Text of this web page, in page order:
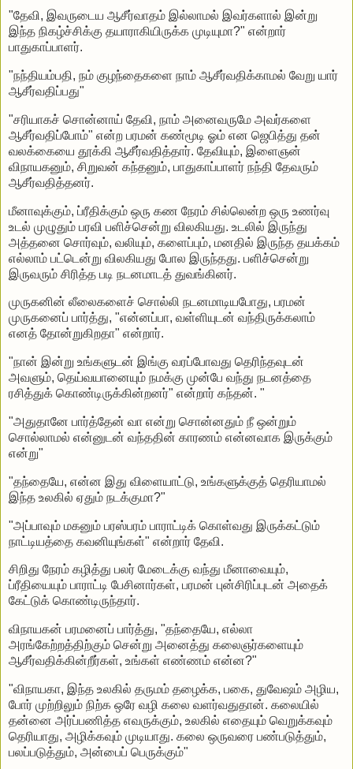
"தேவி, இவருடைய ஆசீர்வாதம் இல்லாமல் இவர்களால் இன்று
இந்த நிகழ்ச்சிக்கு தயாராகியிருக்க முடியுமா?" என்றார்
பாதுகாப்பாளர்.
"நந்தியம்பதி, நம் குழந்தைகளை நாம் ஆசீர்வதிக்காமல் வேறு யார்
ஆசீர்வதிப்பது"
"சரியாகச் சொன்னாய் தேவி, நாம் அனைவருமே அவர்களை
ஆசீர்வதிப்போம்" என்ற பரமன் கண்மூடி ஓம் என ஜெபித்து தன்
வலக்கையை தூக்கி ஆசீர்வதித்தார். தேவியும், இளைஞன்
விநாயகனும், சிறுவன் கந்தனும், பாதுகாப்பாளர் நந்தி தேவரும்
ஆசீர்வதித்தனர்.
மீனாவுக்கும், ப்ரீதிக்கும் ஒரு கண நேரம் சில்லென்ற ஒரு உணர்வு
உடல் முழுதும் பரவி பளிச்சென்று விலகியது. உடலில் இருந்து
அத்தனை சொர்வும், வலியும், களைப்பும், மனதில் இருந்த தயக்கம்
எல்லாம் பட்டென்று விலகியது போல இருந்தது. பளிச்சென்று
இருவரும் சிரித்த படி நடனமாடத் துவங்கினர்.
முருகனின் லீலைகளைச் சொல்லி நடனமாடியபோது, பரமன்
முருகனைப் பார்த்து, "என்னப்பா, வள்ளியுடன் வந்திருக்கலாம்
எனத் தோன்றுகிறதா" என்றார்.
"நான் இன்று உங்களுடன் இங்கு வரப்போவது தெரிந்தவுடன்
அவளும், தெய்வயானையும் நமக்கு முன்பே வந்து நடனத்தை
ரசித்துக் கொண்டிருக்கின்றனர்" என்றார் கந்தன். "
"அதுதானே பார்த்தேன் வா என்று சொன்னதும் நீ ஒன்றும்
சொல்லாமல் என்னுடன் வந்ததின் காரணம் என்னவாக இருக்கும்
என்று"
"தந்தையே, என்ன இது விளையாட்டு, உங்களுக்குத் தெரியாமல்
இந்த உலகில் ஏதும் நடக்குமா?"
"அப்பாவும் மகனும் பரஸ்பரம் பாராட்டிக் கொள்வது இருக்கட்டும்
நாட்டியத்தை கவனியுங்கள்" என்றார் தேவி.
சிறிது நேரம் கழித்து பலர் மேடைக்கு வந்து மீனாவையும்,
ப்ரீதியையும் பாராட்டி பேசினார்கள், பரமன் புன்சிரிப்புடன் அதைக்
கேட்டுக் கொண்டிருந்தார்.
விநாயகன் பரமனைப் பார்த்து, "தந்தையே, எல்லா
அரங்கேற்றத்திற்கும் சென்று அனைத்து கலைஞர்களையும்
ஆசீர்வதிக்கின்றீர்கள், உங்கள் எண்ணம் என்ன?"
"விநாயகா, இந்த உலகில் தருமம் தழைக்க, பகை, துவேஷம் அழிய,
போர் முற்றிலும் நிற்க ஒரே வழி கலை வளர்வதுதான். கலையில்
தன்னை அர்ப்பணித்த எவருக்கும், உலகில் எதையும் வெறுக்கவும்
தெரியாது, அழிக்கவும் முடியாது. கலை ஒருவரை பண்படுத்தும்,
பலப்படுத்தும், அன்பைப் பெருக்கும்"